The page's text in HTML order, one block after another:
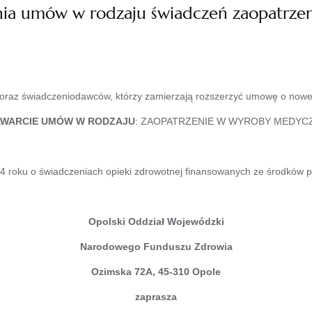
umów w rodzaju świadczeń
świadczeniodawców, którzy zamierzają rozszerzyć umowę o
UMÓW W RODZAJU: ZAOPATRZENIE W WYROBY
roku o świadczeniach opieki zdrowotnej finansowanych ze środków
Opolski Oddział Wojewódzki
Narodowego Funduszu Zdrowia
Ozimska 72A, 45-310 Opole
zaprasza